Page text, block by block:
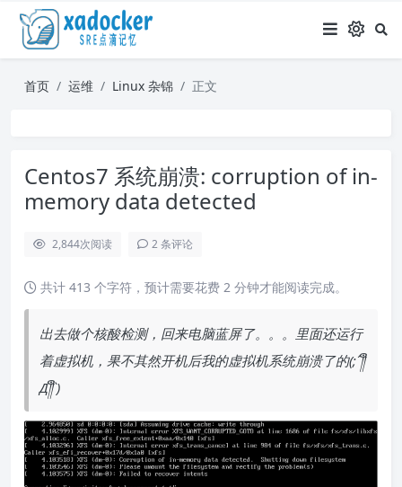
首页 运维 Linux 杂锦 正文
Centos7 系统崩溃: corruption of in-
memory data detected
2,844次阅读 2 条评论
共计 413 个字符，预计需要花费 2 分钟才能阅读完成。
出去做个核酸检测，回来电脑蓝屏了。。。里面还运行
着虚拟机，果不其然开机后我的虚拟机系统崩溃了的(;´༎ຶ
Д༎ຶ`)